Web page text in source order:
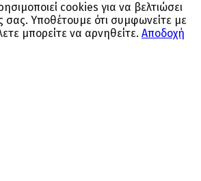
cookies για να βελτιώσει
σας. Υποθέτουμε ότι συμφωνείτε με
μπορείτε να αρνηθείτε. Αποδοχή